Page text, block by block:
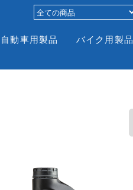
自動車用製品 バイク用製品